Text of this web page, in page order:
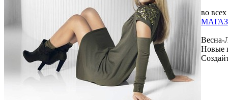
во всех
Весна-
Новые